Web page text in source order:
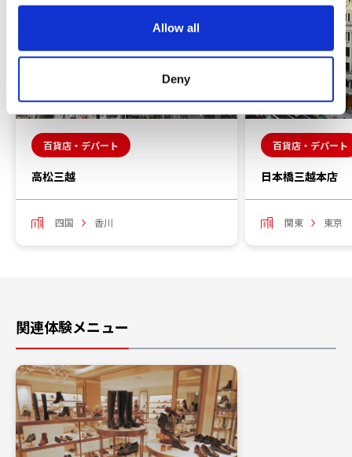
Allow all
Deny
百貨店・デパート
高松三越
四国 香川
百貨店・デパート
日本橋三越本店
関東 東京
関連体験メニュー